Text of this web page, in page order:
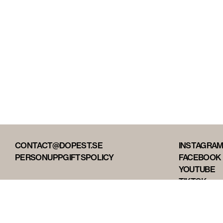
CONTACT@DOPEST.SE
PERSONUPPGIFTSPOLICY
INSTAGRAM
FACEBOOK
YOUTUBE
TIKTOK